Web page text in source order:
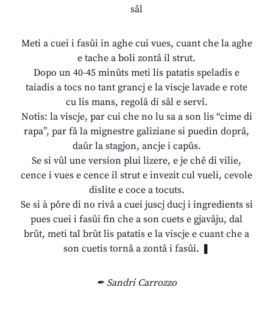
sâl
Meti a cuei i fasûi in aghe cui vues, cuant che la aghe
e tache a boli zontâ il strut.
Dopo un 40-45 minûts meti lis patatis speladis e
taiadis a tocs no tant grancj e la viscje lavade e rote
cu lis mans, regolâ di sâl e servî.
Notis: la viscje, par cui che no lu sa a son lis “cime di
rapa”, par fâ la mignestre galiziane si puedin doprâ,
daûr la stagjon, ancje i capûs.
Se si vûl une version plui lizere, e je chê di vilie,
cence i vues e cence il strut e invezit cul vueli, cevole
dislite e coce a tocuts.
Se si à pôre di no rivâ a cuei juscj ducj i ingredients si
pues cuei i fasûi fin che a son cuets e gjavâju, dal
brût, meti tal brût lis patatis e la viscje e cuant che a
son cuetis tornâ a zontâ i fasûi. ❚
✒ Sandri Carrozzo